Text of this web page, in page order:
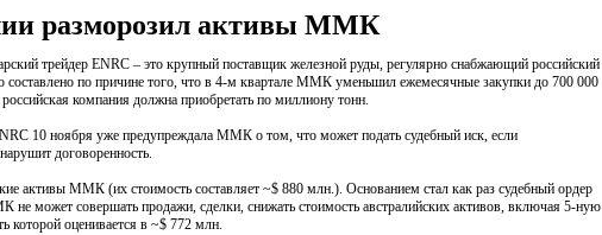
разморозил активы ММК
трейдер ENRC – это крупный поставщик железной руды, регулярно снабжающий российский
составлено по причине того, что в 4-м квартале ММК уменьшил ежемесячные закупки до 700 000
российская компания должна приобретать по миллиону тонн.
10 ноября уже предупреждала ММК о том, что может подать судебный иск, если
договоренность.
активы ММК (их стоимость составляет ~$ 880 млн.). Основанием стал как раз судебный ордер
может совершать продажи, сделки, снижать стоимость австралийских активов, включая 5-ную
которой оценивается в ~$ 772 млн.